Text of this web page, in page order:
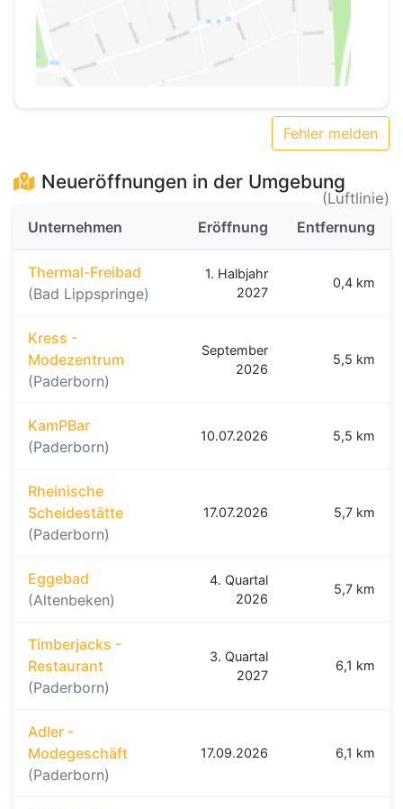
Fehler melden
Neueröffnungen in der Umgebung
(Luftlinie)
Unternehmen
Eröffnung Entfernung
Thermal-Freibad
(Bad Lippspringe)
1. Halbjahr
2027
0,4 km
Kress -
Modezentrum
(Paderborn)
September
2026
5,5 km
KamPBar
(Paderborn)
10.07.2026 5,5 km
Rheinische
Scheidestätte
(Paderborn)
17.07.2026 5,7 km
Eggebad
(Altenbeken)
4. Quartal
2026
5,7 km
Timberjacks -
Restaurant
(Paderborn)
3. Quartal
2027
6,1 km
Adler -
Modegeschäft
(Paderborn)
17.09.2026 6,1 km